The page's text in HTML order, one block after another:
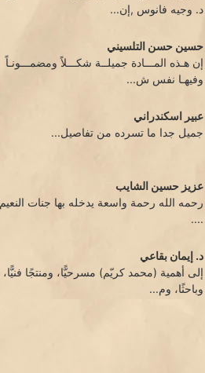
د. وجيه فانوس ,إن...
حسين حسن التلسيني
إن هـذه المـــادة جميلــة شكـــلاً ومضمـــونـاً
وفيهـا نفس ش...
عبير اسكندراني
جميل جدا ما تسرده من تفاصيل...
عزيز حسين الشايب
رحمه الله رحمة واسعة يدخله بها جنات النعيم
....
د. إيمان بقاعي
إلى أهمية (محمد كريّم) مسرحيًّا، ومنتجًا فنيًّا،
وباحثًا، وم...